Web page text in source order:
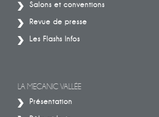
Salons et conventions
Revue de presse
Les Flashs Infos
LA MECANIC VALLÉE
Présentation